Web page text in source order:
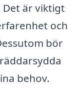
är viktigt
och
bör
behov.